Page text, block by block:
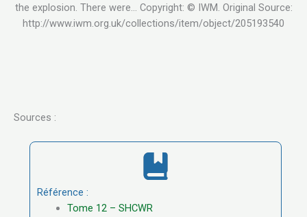
the explosion. There were… Copyright: © IWM. Original Source:
http://www.iwm.org.uk/collections/item/object/205193540
Sources :
Référence :
Tome 12 – SHCWR